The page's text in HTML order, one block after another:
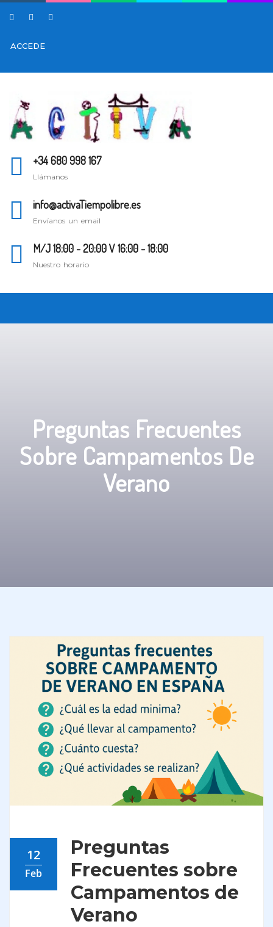
ACCEDE
+34 680 998 167
Llámanos
info@activaTiempolibre.es
Envíanos un email
M/J 18:00 - 20:00 V 16:00 - 18:00
Nuestro horario
Preguntas Frecuentes
Sobre Campamentos De
Verano
12
Feb
Preguntas
Frecuentes sobre
Campamentos de
Verano